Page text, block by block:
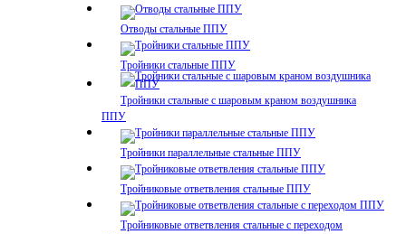
Отводы стальные ППУ
Тройники стальные ППУ
Тройники стальные с шаровым краном воздушника
ППУ
Тройники параллельные стальные ППУ
Тройниковые ответвления стальные ППУ
Тройниковые ответвления стальные с переходом